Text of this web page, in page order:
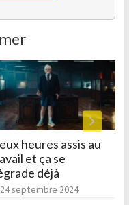
heures assis au
et ça se
déjà
24 septembre 2024